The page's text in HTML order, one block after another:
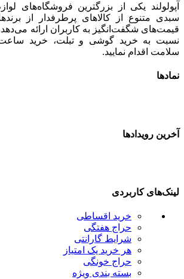
آپولولند یکی از بزرگترین فروشگاه‌های
سبدی متنوع از کالاهای پرطرفدار از
قیمت‌های شگفت‌انگیز به کاربران ارائه می‌دهد.
نسبت به خرید گوشی و تبلت، خرید
سلامت اقدام نمایید.
نمادها
آخرین رویدادها
لینک‌های کاربردی
خرید اقساطی
حراج هفتگی
شرایط گارانتی
هر خرید یک امتیاز
حراج خونگی
بسته بندی ویژه